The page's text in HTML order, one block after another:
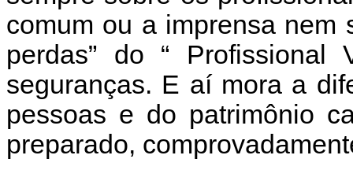
comum ou a imprensa nem
perdas” do “ Profissional
seguranças. E aí mora a
pessoas e do patrimônio
preparado,